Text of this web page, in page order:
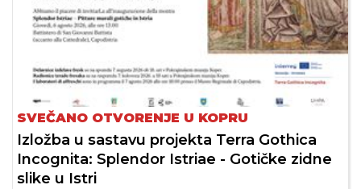
SVEČANO OTVORENJE U KOPRU
Izložba u sastavu projekta Terra Gothica
Incognita: Splendor Istriae - Gotičke zidne
slike u Istri